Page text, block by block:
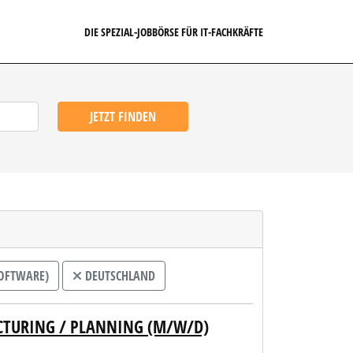
DIE SPEZIAL-JOBBÖRSE FÜR IT-FACHKRÄFTE
JETZT FINDEN
DEUTSCHLAND
/ PLANNING (M/W/D)